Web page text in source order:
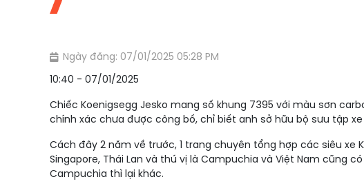
Ngày đăng: 07/01/2025 05:28 PM
10:40 - 07/01/2025
Chiếc Koenigsegg Jesko mang số khung 7395 với màu sơn
chính xác chưa được công bố, chỉ biết anh sở hữu bộ sưu tập
Cách đây 2 năm về trước, 1 trang chuyên tổng hợp các siêu xe
Singapore, Thái Lan và thú vị là Campuchia và Việt Nam cũng
Campuchia thì lại khác.